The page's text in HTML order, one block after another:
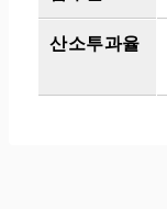
산소투과율